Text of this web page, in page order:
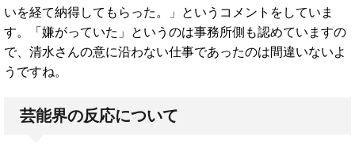
いを経て納得してもらった。」というコメントをしていま
す。「嫌がっていた」というのは事務所側も認めていますの
で、清水さんの意に沿わない仕事であったのは間違いないよ
うですね。
芸能界の反応について